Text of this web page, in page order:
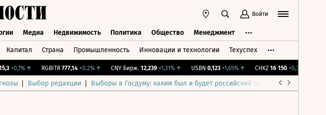
Войти
Медиа Недвижимость Политика Общество Менеджмент
Капитал Страна Промышленность Инновации и технологии Техуспех
+0,1%↑ RGBITR 777,14 +0,2%↑ CNY Бирж. 12,239 +1,31%↑ USBN 0,123 +1,65%↑ CHKZ 16 150 +0,31%
Выбор редакции Выборы в Госдуму: каким был и будет российский парламент